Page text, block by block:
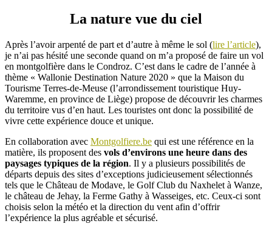
La nature vue du ciel
Après l’avoir arpenté de part et d’autre à même le sol (lire l’article),
je n’ai pas hésité une seconde quand on m’a proposé de faire un vol
en montgolfière dans le Condroz. C’est dans le cadre de l’année à
thème « Wallonie Destination Nature 2020 » que la Maison du
Tourisme Terres-de-Meuse (l’arrondissement touristique Huy-
Waremme, en province de Liège) propose de découvrir les charmes
du territoire vus d’en haut. Les touristes ont donc la possibilité de
vivre cette expérience douce et unique.
En collaboration avec Montgolfiere.be qui est une référence en la
matière, ils proposent des vols d’environs une heure dans des
paysages typiques de la région. Il y a plusieurs possibilités de
départs depuis des sites d’exceptions judicieusement sélectionnés
tels que le Château de Modave, le Golf Club du Naxhelet à Wanze,
le château de Jehay, la Ferme Gathy à Wasseiges, etc. Ceux-ci sont
choisis selon la météo et la direction du vent afin d’offrir
l’expérience la plus agréable et sécurisé.